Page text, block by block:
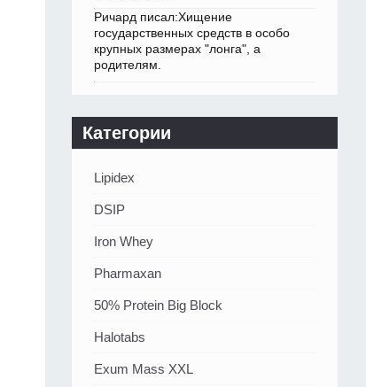
Ричард писал:Хищение
государственных средств в особо
крупных размерах "лонга", а
родителям.
Категории
Lipidex
DSIP
Iron Whey
Pharmaxan
50% Protein Big Block
Halotabs
Exum Mass XXL